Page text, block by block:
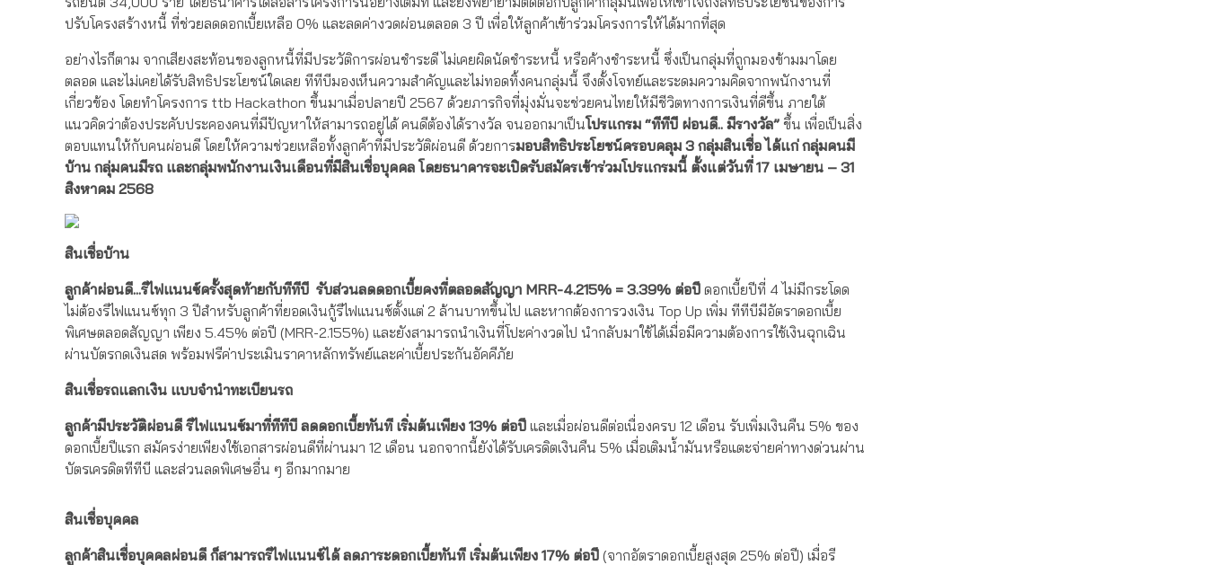
ปรับโครงสร้างหนี้ ที่ช่วยลดดอกเบี้ยเหลือ 0% และลดค่างวดผ่อนตลอด 3 ปี เพื่อให้ลูกค้าเข้าร่วมโครงการให้ได้มากที่สุด
อย่างไรก็ตาม จากเสียงสะท้อนของลูกหนี้ที่มีประวัติการผ่อนชำระดี ไม่เคยผิดนัดชำระหนี้ หรือค้างชำระหนี้ ซึ่งเป็นกลุ่มที่ถูกมองข้ามมาโดย
ตลอด และไม่เคยได้รับสิทธิประโยชน์ใดเลย ทีทีบีมองเห็นความสำคัญและไม่ทอดทิ้งคนกลุ่มนี้ จึงตั้งโจทย์และระดมความคิดจากพนักงานที่
เกี่ยวข้อง โดยทำโครงการ ttb Hackathon ขึ้นมาเมื่อปลายปี 2567 ด้วยภารกิจที่มุ่งมั่นจะช่วยคนไทยให้มีชีวิตทางการเงินที่ดีขึ้น ภายใต้
แนวคิดว่าต้องประคับประคองคนที่มีปัญหาให้สามารถอยู่ได้ คนดีต้องได้รางวัล จนออกมาเป็นโปรแกรม “ทีทีบี ผ่อนดี.. มีรางวัล” ขึ้น เพื่อเป็นสิ่ง
ตอบแทนให้กับคนผ่อนดี โดยให้ความช่วยเหลือทั้งลูกค้าที่มีประวัติผ่อนดี ด้วยการมอบสิทธิประโยชน์ครอบคลุม 3 กลุ่มสินเชื่อ ได้แก่ กลุ่มคนมี
บ้าน กลุ่มคนมีรถ และกลุ่มพนักงานเงินเดือนที่มีสินเชื่อบุคคล โดยธนาคารจะเปิดรับสมัครเข้าร่วมโปรแกรมนี้ ตั้งแต่วันที่ 17 เมษายน – 31
สิงหาคม 2568
สินเชื่อบ้าน
ลูกค้าผ่อนดี...รีไฟแนนซ์ครั้งสุดท้ายกับทีทีบี รับส่วนลดดอกเบี้ยคงที่ตลอดสัญญา MRR-4.215% = 3.39% ต่อปี ดอกเบี้ยปีที่ 4 ไม่มีกระโดด
ไม่ต้องรีไฟแนนซ์ทุก 3 ปีสำหรับลูกค้าที่ยอดเงินกู้รีไฟแนนซ์ตั้งแต่ 2 ล้านบาทขึ้นไป และหากต้องการวงเงิน Top Up เพิ่ม ทีทีบีมีอัตราดอกเบี้ย
พิเศษตลอดสัญญา เพียง 5.45% ต่อปี (MRR-2.155%) และยังสามารถนำเงินที่โปะค่างวดไป นำกลับมาใช้ได้เมื่อมีความต้องการใช้เงินฉุกเฉิน
ผ่านบัตรกดเงินสด พร้อมฟรีค่าประเมินราคาหลักทรัพย์และค่าเบี้ยประกันอัคคีภัย
สินเชื่อรถแลกเงิน แบบจำนำทะเบียนรถ
ลูกค้ามีประวัติผ่อนดี รีไฟแนนซ์มาที่ทีทีบี ลดดอกเบี้ยทันที เริ่มต้นเพียง 13% ต่อปี และเมื่อผ่อนดีต่อเนื่องครบ 12 เดือน รับเพิ่มเงินคืน 5% ของ
ดอกเบี้ยปีแรก สมัครง่ายเพียงใช้เอกสารผ่อนดีที่ผ่านมา 12 เดือน นอกจากนี้ยังได้รับเครดิตเงินคืน 5% เมื่อเติมน้ำมันหรือแตะจ่ายค่าทางด่วนผ่าน
บัตรเครดิตทีทีบี และส่วนลดพิเศษอื่น ๆ อีกมากมาย
สินเชื่อบุคคล
ลูกค้าสินเชื่อบุคคลผ่อนดี ก็สามารถรีไฟแนนซ์ได้ลดภาระดอกเบี้ยทันที เริ่มต้นเพียง 17% ต่อปี (จากอัตราดอกเบี้ยสูงสุด 25% ต่อปี) เมื่อรี